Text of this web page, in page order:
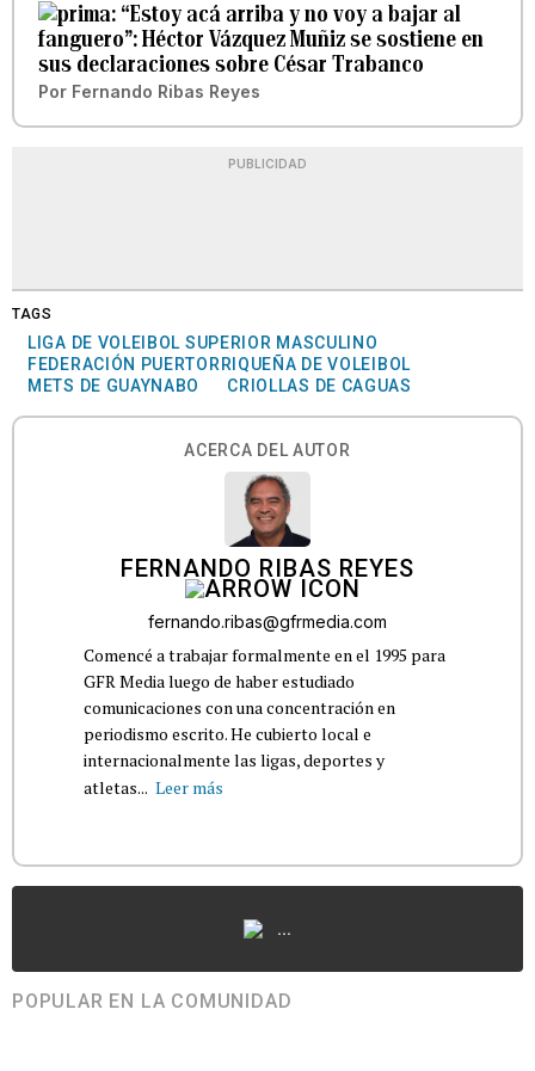
“Estoy acá arriba y no voy a bajar al
fanguero”: Héctor Vázquez Muñiz se sostiene en
sus declaraciones sobre César Trabanco
Por Fernando Ribas Reyes
PUBLICIDAD
TAGS
LIGA DE VOLEIBOL SUPERIOR MASCULINO
FEDERACIÓN PUERTORRIQUEÑA DE VOLEIBOL
METS DE GUAYNABO
CRIOLLAS DE CAGUAS
ACERCA DEL AUTOR
FERNANDO RIBAS REYES
fernando.ribas@gfrmedia.com
Comencé a trabajar formalmente en el 1995 para
GFR Media luego de haber estudiado
comunicaciones con una concentración en
periodismo escrito. He cubierto local e
internacionalmente las ligas, deportes y
atletas... Leer más
...
POPULAR EN LA COMUNIDAD